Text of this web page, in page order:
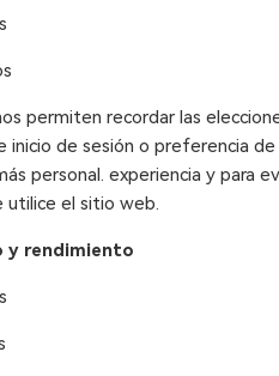
permiten recordar las
inicio de sesión o preferencia
personal. experiencia y para
utilice el sitio web.
y rendimiento